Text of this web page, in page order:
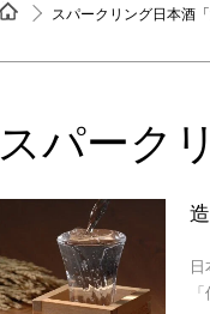
スパークリング日本酒「
スパーク